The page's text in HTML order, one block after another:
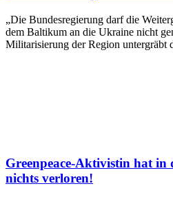
„Die Bundesregierung darf die
dem Baltikum an die Ukraine nicht
Militarisierung der Region untergräbt
Greenpeace-Aktivistin hat in
nichts verloren!